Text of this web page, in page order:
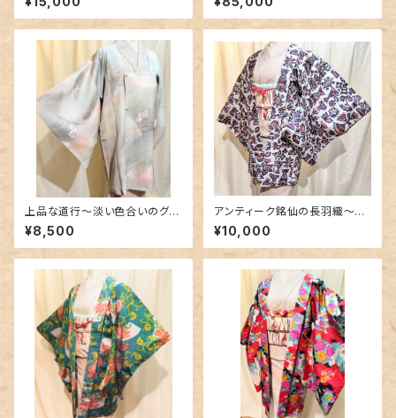
上品な道行〜淡い色合いのグラ
デーション〜
¥8,500
アンティーク銘仙の長羽織〜絵
本のような柄〜
¥10,000